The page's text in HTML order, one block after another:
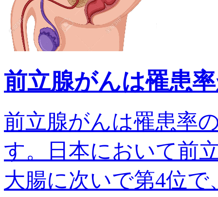
前立腺がんは罹患
前立腺がんは罹患率
す。日本において前
大腸に次いで第4位で